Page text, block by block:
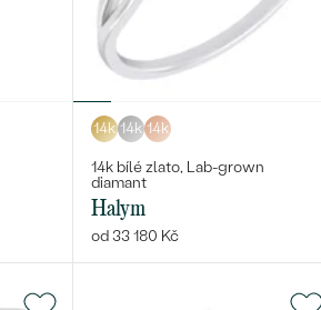
14k 14k 14k
14k bílé zlato, Lab-grown
diamant
Halym
od 33 180 Kč